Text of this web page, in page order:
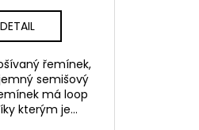
DETAIL
řemínek,
semišový
má loop
kterým je...